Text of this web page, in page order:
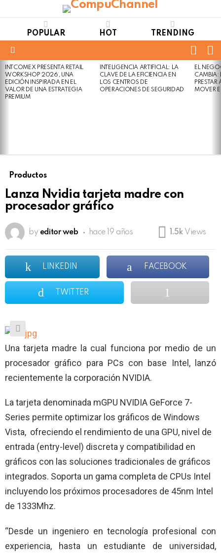
POPULAR HOT TRENDING
LATEST
STORIES
INTCOMEX PRESENTA RETAIL
WORKSHOP 2026, UNA
EDICIÓN INSPIRADA EN EL
VALOR DE UNA ESTRATEGIA
PREMIUM
INTELIGENCIA ARTIFICIAL: LA
CLAVE DE LA EFICIENCIA EN
LOS CENTROS DE
OPERACIONES DE SEGURIDAD
EL
CAMBIA:
MOVER
Productos
Lanza Nvidia tarjeta madre con
procesador gráfico
by editor web hace 19 años 1.5k Views
LINKEDIN FACEBOOK
TWITTER
Una tarjeta madre la cual funciona por medio de un
procesador gráfico para PCs con base Intel, lanzó
recientemente la corporación NVIDIA.
La tarjeta denominada mGPU NVIDIA GeForce 7-
Series permite optimizar los gráficos de Windows
Vista, ofreciendo el rendimiento de una GPU, nivel de
entrada (entry-level) discreta y compatibilidad en
gráficos con las soluciones tradicionales de gráficos
integrados. Soporta un gama completa de CPUs Intel
incluyendo los próximos procesadores de 45nm Intel
de 1333Mhz.
“Desde un ingeniero en tecnología profesional con
experiencia, hasta un estudiante de universidad,